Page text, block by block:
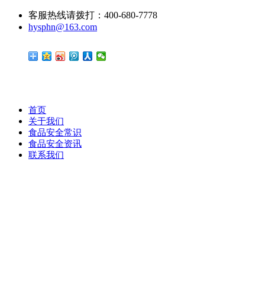
客服热线请拨打：400-680-7778
hysphn@163.com
首页
关于我们
食品安全常识
食品安全资讯
联系我们